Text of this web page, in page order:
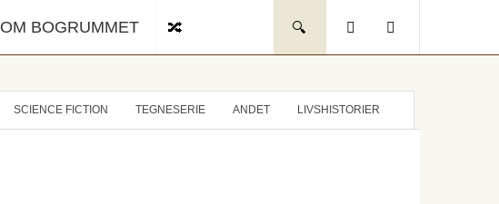
OM BOGRUMMET
SCIENCE FICTION TEGNESERIE ANDET LIVSHISTORIER